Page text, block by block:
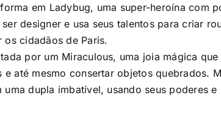
em Ladybug, uma super-heroína com
designer e usa seus talentos para criar
cidadãos de Paris.
por um Miraculous, uma joia mágica
até mesmo consertar objetos quebrados.
dupla imbatível, usando seus poderes